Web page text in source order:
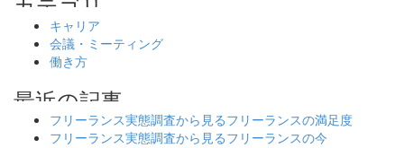
キャリア
会議・ミーティング
働き方
フリーランス実態調査から見るフリーランスの満足度
フリーランス実態調査から見るフリーランスの今